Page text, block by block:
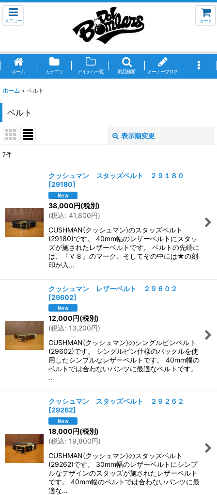
メニュー カート
ホーム カテゴリ アイテム一覧 商品検索 オーナーブログ
ホーム > ベルト
ベルト
表示順変更
絞り込む
7件
クッシュマン スタッズベルト ２９１８０
[29180]
38,000円(税別)
(税込: 41,800円)
CUSHMAN(クッシュマン)のスタッズベルト
(29180)です。 40mm幅のレザーベルトにスタッ
ズが施されたレザーベルトです。 ベルトの先端に
は、『Ｖ８』のマーク、そしてその中には★の刻
印が入…
クッシュマン レザーベルト ２９６０２
[29602]
12,000円(税別)
(税込: 13,200円)
CUSHMAN(クッシュマン)のシングルピンベルト
(29602)です。 シングルピン仕様のバックルを使
用したシンプルなレザーベルトです。 40mm幅の
ベルトでは合わないパンツに最適なベルトです。
…
クッシュマン スタッズベルト ２９２６２
[29262]
18,000円(税別)
(税込: 19,800円)
CUSHMAN(クッシュマン)のスタッズベルト
(29262)です。 30mm幅のレザーベルトにシンプ
ルなデザインのスタッズが施されたレザーベルト
です。 40mm幅のベルトでは合わないパンツに最
適な…